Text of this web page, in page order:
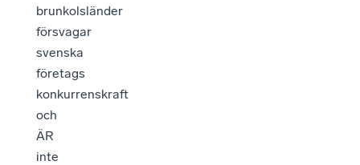
brunkolsländer
försvagar
svenska
företags
konkurrenskraft
och
ÄR
inte